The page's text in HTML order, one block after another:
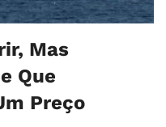
Mas
Que
Preço